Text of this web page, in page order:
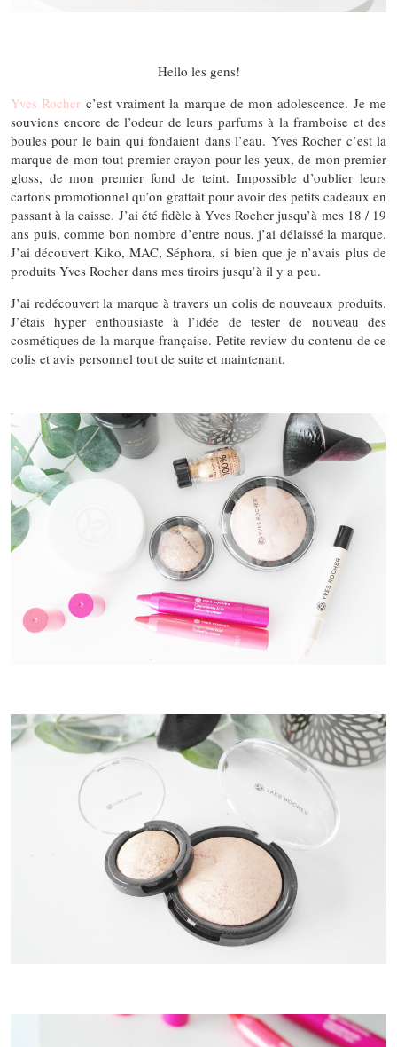
Hello les gens!
Yves Rocher c’est vraiment la marque de mon adolescence. Je me
souviens encore de l’odeur de leurs parfums à la framboise et des
boules pour le bain qui fondaient dans l’eau. Yves Rocher c’est la
marque de mon tout premier crayon pour les yeux, de mon premier
gloss, de mon premier fond de teint. Impossible d’oublier leurs
cartons promotionnel qu’on grattait pour avoir des petits cadeaux en
passant à la caisse. J’ai été fidèle à Yves Rocher jusqu’à mes 18 / 19
ans puis, comme bon nombre d’entre nous, j’ai délaissé la marque.
J’ai découvert Kiko, MAC, Séphora, si bien que je n’avais plus de
produits Yves Rocher dans mes tiroirs jusqu’à il y a peu.
J’ai redécouvert la marque à travers un colis de nouveaux produits.
J’étais hyper enthousiaste à l’idée de tester de nouveau des
cosmétiques de la marque française. Petite review du contenu de ce
colis et avis personnel tout de suite et maintenant.